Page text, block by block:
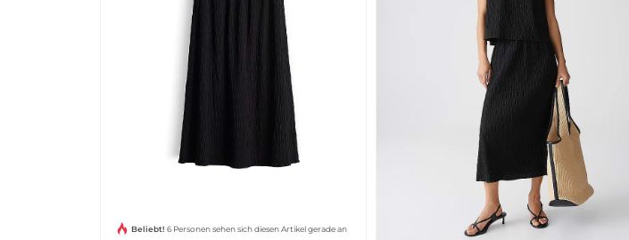
Beliebt! 6 Personen sehen sich diesen Artikel gerade an